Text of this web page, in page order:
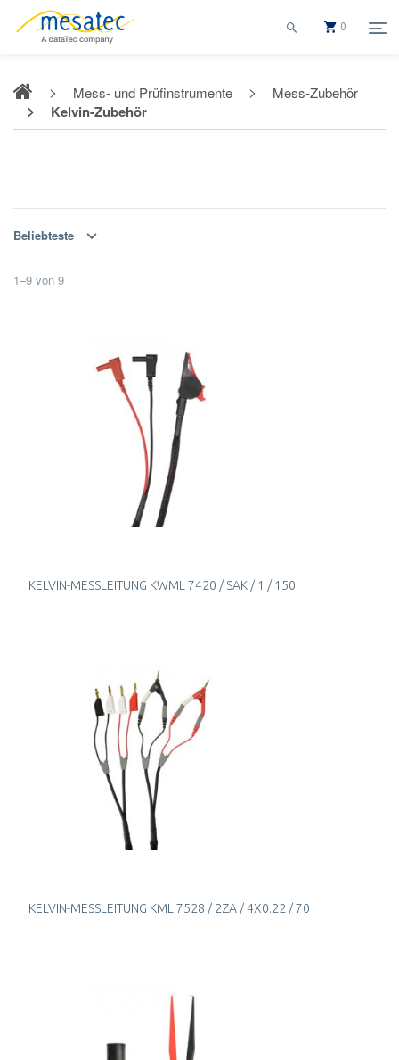
0
Mess- und Prüfinstrumente Mess-Zubehör
Kelvin-Zubehör
Beliebteste
1–9 von 9
KELVIN-MESSLEITUNG KWML 7420 / SAK / 1 / 150
KELVIN-MESSLEITUNG KML 7528 / 2ZA / 4X0.22 / 70